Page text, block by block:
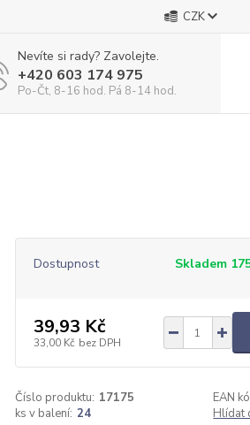
CZK
Nevíte si rady? Zavolejte.
+420 603 174 975
Po-Čt, 8-16 hod. Pá 8-14 hod.
Dostupnost Skladem
39,93 Kč
33,00 Kč bez DPH
Číslo produktu: 17175 EAN
ks v balení: 24 Hlídat